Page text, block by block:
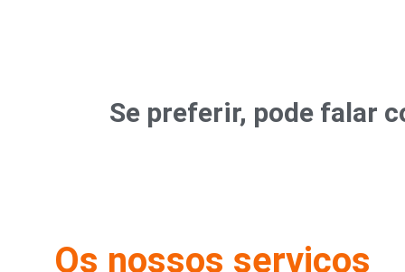
Se preferir, pode falar
Os nossos serviços